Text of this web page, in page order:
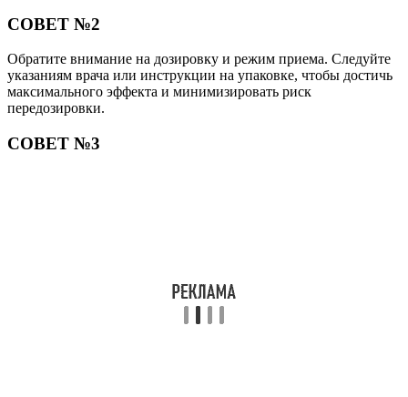
СОВЕТ №2
Обратите внимание на дозировку и режим приема. Следуйте
указаниям врача или инструкции на упаковке, чтобы достичь
максимального эффекта и минимизировать риск
передозировки.
СОВЕТ №3